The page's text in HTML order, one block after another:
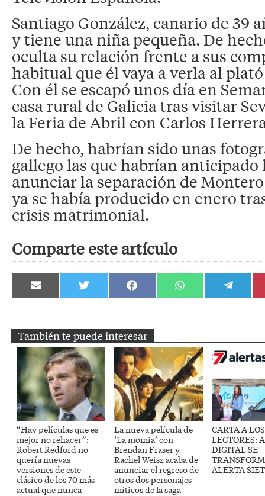
Santiago González, canario de 39
y tiene una niña pequeña. De
oculta su relación frente a sus
habitual que él vaya a verla al
Con él se escapó unos día en
casa rural de Galicia tras visitar
la Feria de Abril con Carlos
De hecho, habrían sido unas
gallego las que habrían anticipado
anunciar la separación de
ya se había producido en enero
crisis matrimonial.
Comparte este artículo
Compartir
en
Compartir
en
Compartir
en
Compartir
en
Compartir
en
También te puede interesar
“Hay películas que es
mejor no rehacer”:
Robert Redford no
quería nuevas
versiones de este
clásico de los 70 más
actual que nunca
La nueva película de
‘La momia’ con
Brendan Fraser y
Rachel Weisz acaba de
anunciar el regreso de
otros dos personajes
míticos de la saga
CARTA A LOS
LECTORES:
DIGITAL SE
ALERTA